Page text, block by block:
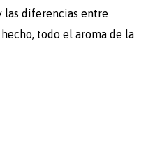
las diferencias entre
todo el aroma de la